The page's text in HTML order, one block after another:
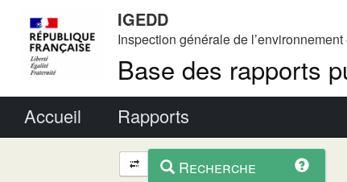
IGEDD
Inspection générale de
Base des rapports
Accueil Rapports
Navigation
et contextuel
Recherche